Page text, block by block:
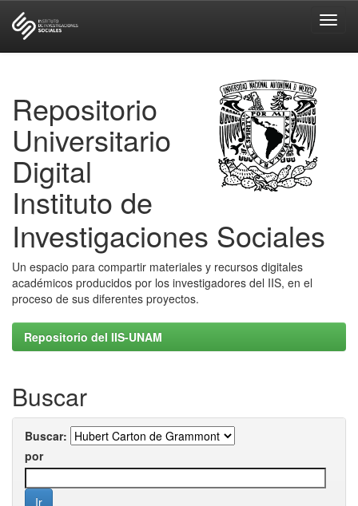
Repositorio
Universitario
Digital
Instituto de
Investigaciones Sociales
Un espacio para compartir materiales y recursos digitales
académicos producidos por los investigadores del IIS, en el
proceso de sus diferentes proyectos.
Repositorio del IIS-UNAM
Buscar
Buscar:
por